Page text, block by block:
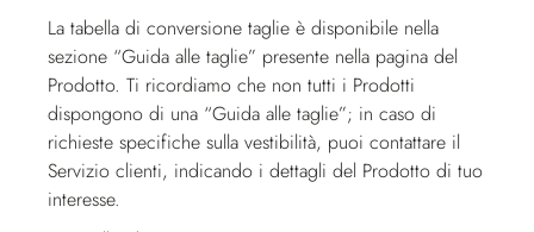
La tabella di conversione taglie è disponibile nella
sezione “Guida alle taglie” presente nella pagina del
Prodotto. Ti ricordiamo che non tutti i Prodotti
dispongono di una “Guida alle taglie”; in caso di
richieste specifiche sulla vestibilità, puoi contattare il
Servizio clienti, indicando i dettagli del Prodotto di tuo
interesse.